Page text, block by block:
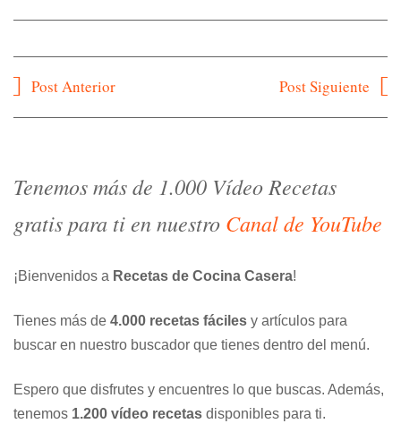
Navegación
Post Anterior Post Siguiente
Tenemos más de 1.000 Vídeo Recetas
gratis para ti en nuestro Canal de YouTube
¡Bienvenidos a Recetas de Cocina Casera!
Tienes más de 4.000 recetas fáciles y artículos para
buscar en nuestro buscador que tienes dentro del menú.
Espero que disfrutes y encuentres lo que buscas. Además,
tenemos 1.200 vídeo recetas disponibles para ti.